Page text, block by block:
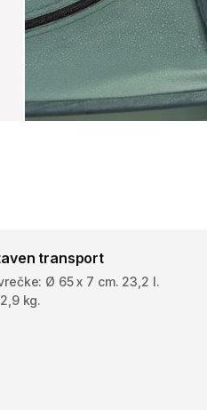
transport
Ø 65 x 7 cm. 23,2 l.
kg.